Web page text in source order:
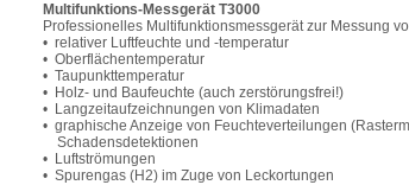
Multifunktions-Messgerät T3000
Professionelles Multifunktionsmessgerät zur Messung
• relativer Luftfeuchte und -temperatur
• Oberflächentemperatur
• Taupunkttemperatur
• Holz- und Baufeuchte (auch zerstörungsfrei!)
• Langzeitaufzeichnungen von Klimadaten
• graphische Anzeige von Feuchteverteilungen
Schadensdetektionen
• Luftströmungen
• Spurengas (H2) im Zuge von Leckortungen